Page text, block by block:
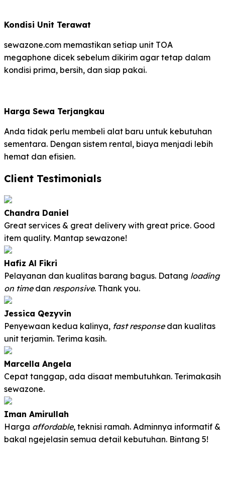
Kondisi Unit Terawat
sewazone.com memastikan setiap unit TOA
megaphone dicek sebelum dikirim agar tetap dalam
kondisi prima, bersih, dan siap pakai.
Harga Sewa Terjangkau
Anda tidak perlu membeli alat baru untuk kebutuhan
sementara. Dengan sistem rental, biaya menjadi lebih
hemat dan efisien.
Client Testimonials
Chandra Daniel
Great services & great delivery with great price. Good
item quality. Mantap sewazone!
Hafiz Al Fikri
Pelayanan dan kualitas barang bagus. Datang loading
on timedan responsive. Thank you.
Jessica Qezyvin
Penyewaan kedua kalinya, fast responsedan kualitas
unit terjamin. Terima kasih.
Marcella Angela
Cepat tanggap, ada disaat membutuhkan. Terimakasih
sewazone.
Iman Amirullah
Harga affordable, teknisi ramah. Adminnya informatif &
bakal ngejelasin semua detail kebutuhan. Bintang 5!